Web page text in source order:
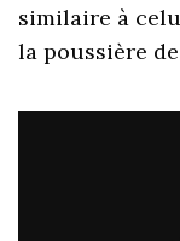
similaire à
la poussière